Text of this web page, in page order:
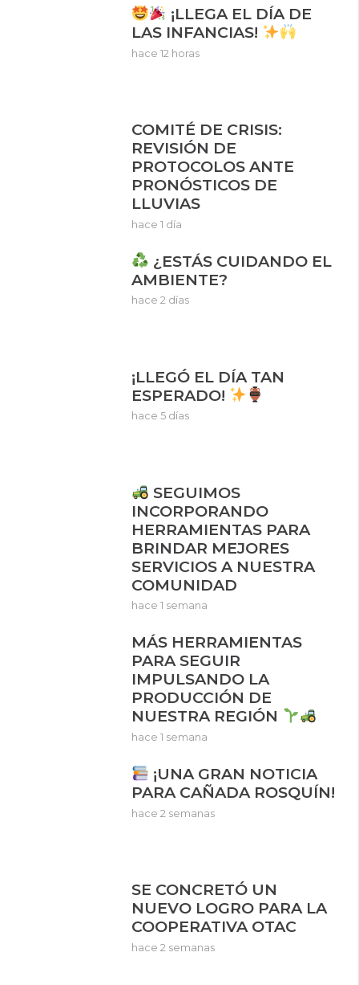
¡LLEGA EL DÍA DE
LAS INFANCIAS!
hace 12 horas
COMITÉ DE CRISIS:
REVISIÓN DE
PROTOCOLOS ANTE
PRONÓSTICOS DE
LLUVIAS
hace 1 día
¿ESTÁS CUIDANDO EL
AMBIENTE?
hace 2 días
¡LLEGÓ EL DÍA TAN
ESPERADO!
hace 5 días
SEGUIMOS
INCORPORANDO
HERRAMIENTAS PARA
BRINDAR MEJORES
SERVICIOS A NUESTRA
COMUNIDAD
hace 1 semana
MÁS HERRAMIENTAS
PARA SEGUIR
IMPULSANDO LA
PRODUCCIÓN DE
NUESTRA REGIÓN
hace 1 semana
¡UNA GRAN NOTICIA
PARA CAÑADA ROSQUÍN!
hace 2 semanas
SE CONCRETÓ UN
NUEVO LOGRO PARA LA
COOPERATIVA OTAC
hace 2 semanas